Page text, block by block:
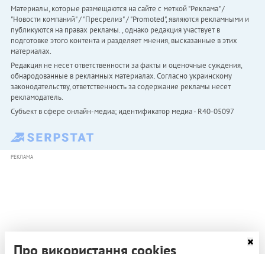
Материалы, которые размещаются на сайте с меткой "Реклама" /
"Новости компаний" / "Пресрелиз" / "Promoted", являются рекламными и
публикуются на правах рекламы. , однако редакция участвует в
подготовке этого контента и разделяет мнения, высказанные в этих
материалах.
Редакция не несет ответственности за факты и оценочные суждения,
обнародованные в рекламных материалах. Согласно украинскому
законодательству, ответственность за содержание рекламы несет
рекламодатель.
Субъект в сфере онлайн-медиа; идентификатор медиа - R40-05097
РЕКЛАМА
Про використання cookies